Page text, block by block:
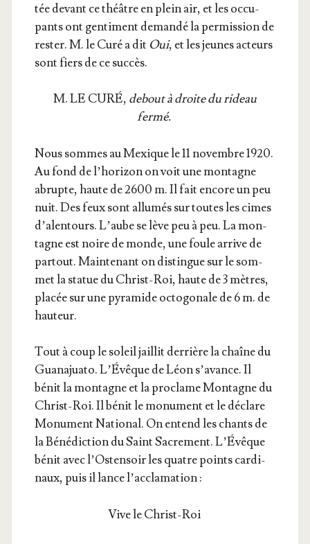
tée devant ce théâtre en plein air, et les occu­
pants ont gen­ti­ment deman­dé la per­mis­sion de
res­ter. M. le Curé a dit Oui, et les jeunes acteurs
sont fiers de ce succès.
M. LE CURÉ, debout à droite du rideau
fermé.
Nous sommes au Mexique le 11 novembre 1920.
Au fond de l’ho­ri­zon on voit une mon­tagne
abrupte, haute de 2600 m. Il fait encore un peu
nuit. Des feux sont allu­més sur toutes les cimes
d’a­len­tours. L’aube se lève peu à peu. La mon­
tagne est noire de monde, une foule arrive de
par­tout. Main­te­nant on dis­tingue sur le som­
met la sta­tue du Christ-Roi, haute de 3 mètres,
pla­cée sur une pyra­mide octo­go­nale de 6 m. de
hauteur.
Tout à coup le soleil jaillit der­rière la chaîne du
Gua­na­jua­to. L’É­vêque de Léon s’a­vance. Il
bénit la mon­tagne et la pro­clame Mon­tagne du
Christ-Roi. Il bénit le monu­ment et le déclare
Monu­ment Natio­nal. On entend les chants de
la Béné­dic­tion du Saint Sacre­ment. L’É­vêque
bénit avec l’Os­ten­soir les quatre points car­di­
naux, puis il lance l’acclamation :
Vive le Christ-Roi